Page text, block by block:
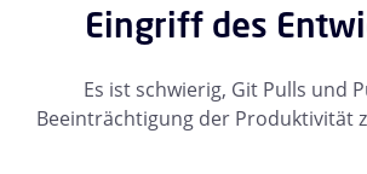
Eingriff des
Es ist schwierig, Git Pulls und
Beeinträchtigung der Produktivität